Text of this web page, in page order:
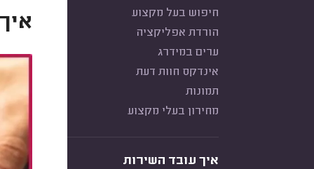
חיפוש בעל מקצוע
הורדת אפליקציה
ערים במידרג
אינדקס חוות דעת
תמונות
מחירון בעלי מקצוע
איך עובד השירות